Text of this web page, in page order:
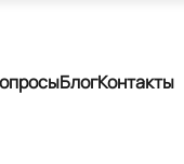
БлогКонтакты